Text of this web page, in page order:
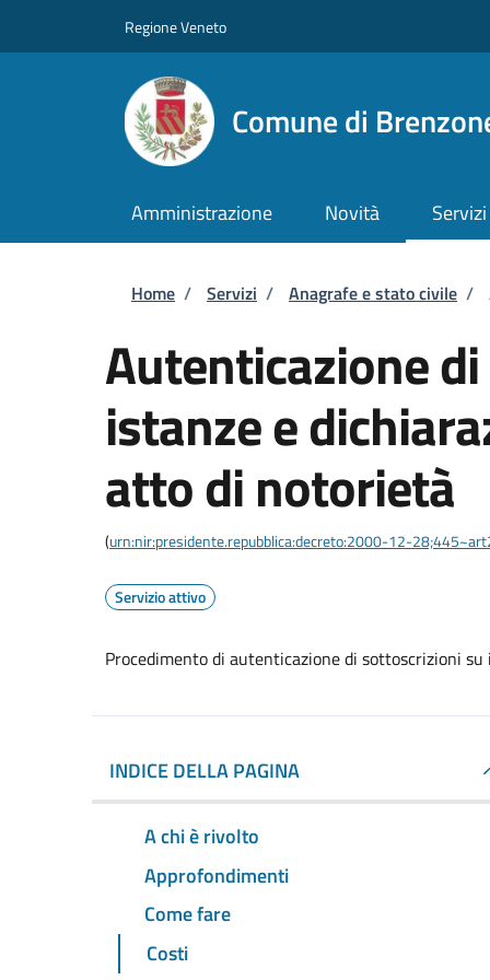
Regione Veneto
Comune di
Amministrazione Novità Servizi
Briciole di pane
Home / Servizi / Anagrafe e stato civile /
Autenticazione
istanze e
atto di notorietà
(urn:nir:presidente.repubblica:decreto:2000-12-
Servizio attivo
Procedimento di autenticazione di sottoscrizioni
INDICE DELLA PAGINA
A chi è rivolto
Approfondimenti
Come fare
Costi